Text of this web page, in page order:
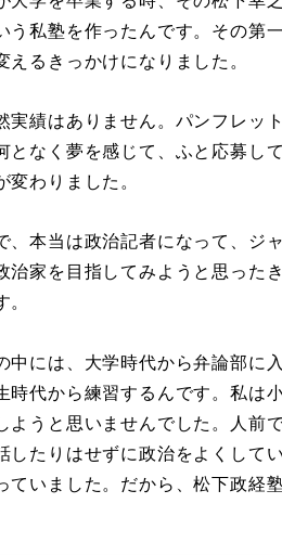
う私塾を作ったんです。その第
るきっかけになりました。
績はありません。パンフレッ
となく夢を感じて、ふと応募し
わりました。
本当は政治記者になって、ジ
治家を目指してみようと思った
には、大学時代から弁論部に
時代から練習するんです。私は
ようと思いませんでした。人前
したりはせずに政治をよくして
ていました。だから、松下政経